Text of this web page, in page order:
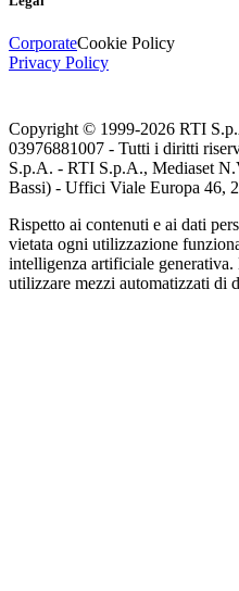
CorporateCookie Policy
Privacy Policy
Copyright © 1999-2026 RTI
03976881007 - Tutti i diritti
S.p.A. - RTI S.p.A., Mediaset
Bassi) - Uffici Viale Europa 46,
Rispetto ai contenuti e ai dati
vietata ogni utilizzazione
intelligenza artificiale
utilizzare mezzi automatizzati di